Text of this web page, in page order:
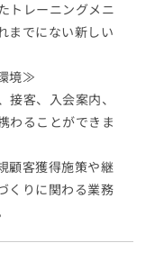
トレーニングメニ
までにない新しい
境≫
接客、入会案内、
わることができま
顧客獲得施策や継
くりに関わる業務